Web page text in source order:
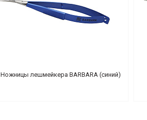
Ножницы лешмейкера BARBARA (синий)